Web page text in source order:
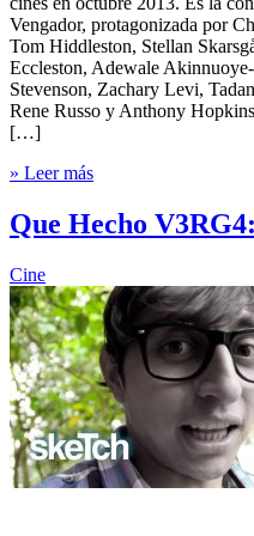
Vengador, protagonizada por
Tom Hiddleston, Stellan
Eccleston, Adewale
Stevenson, Zachary Levi,
Rene Russo y Anthony
[…]
» Leer más
Que Hecho
Cine